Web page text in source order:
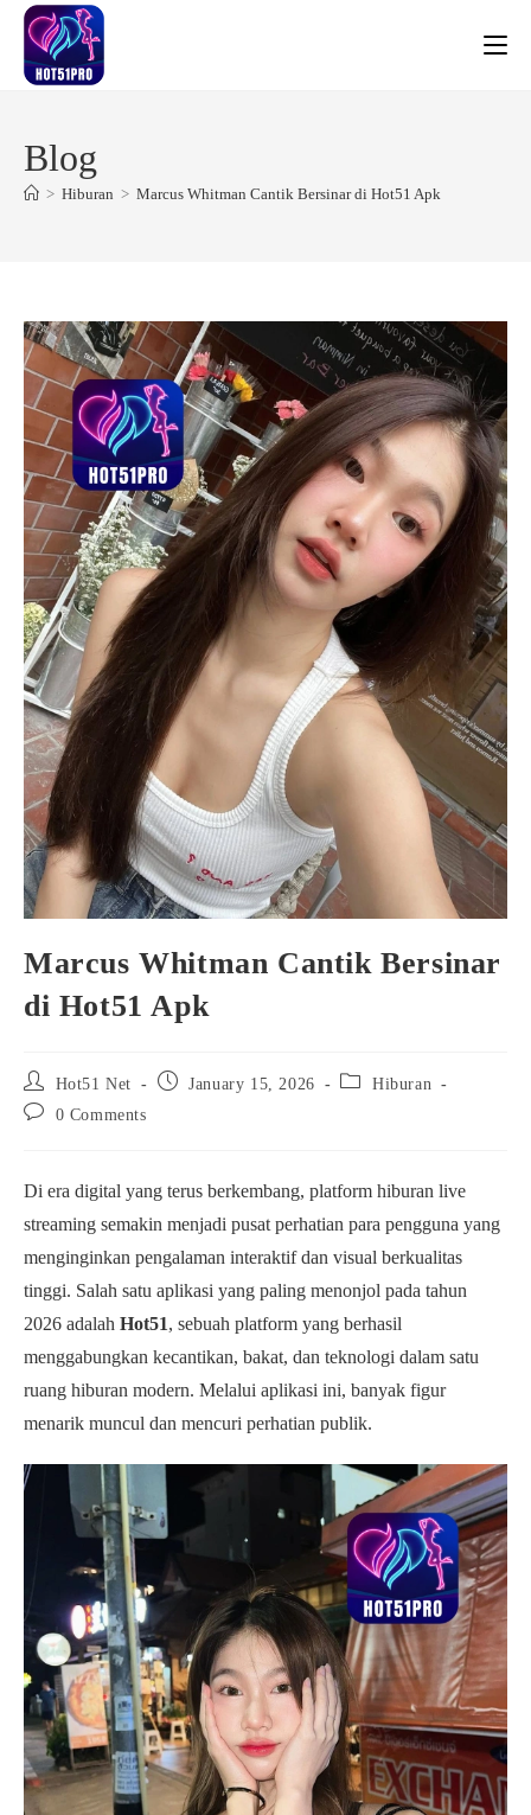
Skip
content
Blog
> Hiburan > Marcus Whitman Cantik Bersinar di Hot51 Apk
Marcus Whitman Cantik Bersinar
di Hot51 Apk
Post
author:
Hot51 Net
Post January 15, 2026
Post Hiburan
Post
0 Comments
Di era digital yang terus berkembang, platform hiburan live
streaming semakin menjadi pusat perhatian para pengguna yang
menginginkan pengalaman interaktif dan visual berkualitas
tinggi. Salah satu aplikasi yang paling menonjol pada tahun
2026 adalah Hot51, sebuah platform yang berhasil
menggabungkan kecantikan, bakat, dan teknologi dalam satu
ruang hiburan modern. Melalui aplikasi ini, banyak figur
menarik muncul dan mencuri perhatian publik.